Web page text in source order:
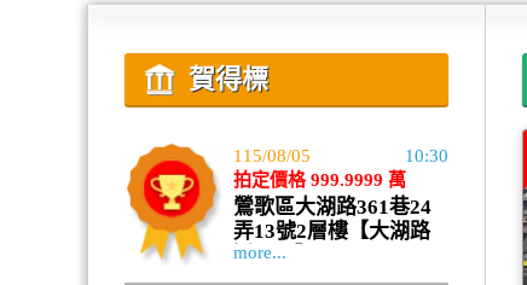
賀得標
115/08/05
10:30
拍定價格 999.9999 萬
鶯歌區大湖路361巷24
弄13號2層樓【大湖路
透天厝】
more...